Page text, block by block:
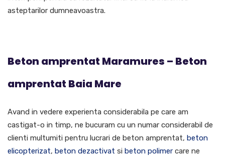
asteptarilor dumneavoastra.
Beton amprentat Maramures – Beton
amprentat Baia Mare
Avand in vedere experienta considerabila pe care am
castigat-o in timp, ne bucuram cu un numar considerabil de
clienti multumiti pentru lucrari de beton amprentat, beton
elicopterizat, beton dezactivat si beton polimer care ne